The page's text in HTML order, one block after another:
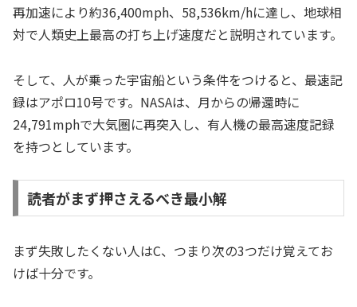
再加速により約36,400mph、58,536km/hに達し、地球相
対で人類史上最高の打ち上げ速度だと説明されています。
そして、人が乗った宇宙船という条件をつけると、最速記
録はアポロ10号です。NASAは、月からの帰還時に
24,791mphで大気圏に再突入し、有人機の最高速度記録
を持つとしています。
読者がまず押さえるべき最小解
まず失敗したくない人はC、つまり次の3つだけ覚えてお
けば十分です。